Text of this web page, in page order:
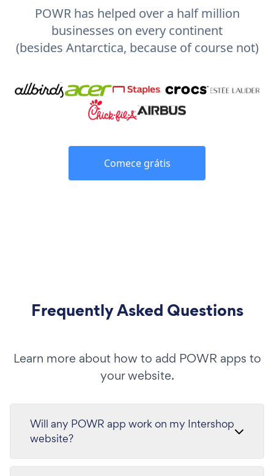
POWR has helped over a half million
businesses on every continent
(besides Antarctica, because of course not)
Comece grátis
Frequently Asked Questions
Learn more about how to add POWR apps to
your website.
Will any POWR app work on my Intershop
website?